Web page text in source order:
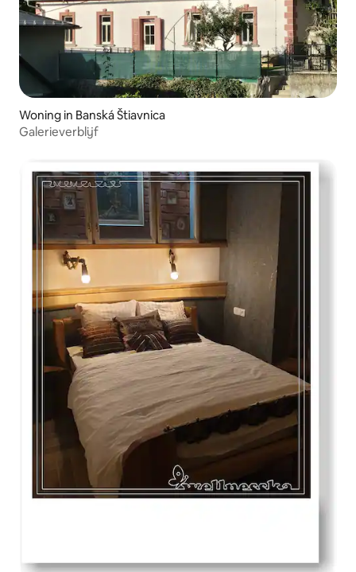
Woning in Banská Štiavnica
Galerieverblijf